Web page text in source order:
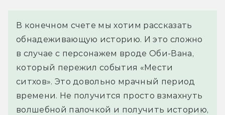
В конечном счете мы хотим рассказать
обнадеживающую историю. И это сложно
в случае с персонажем вроде Оби-Вана,
который пережил события «Мести
ситхов». Это довольно мрачный период
времени. Не получится просто взмахнуть
волшебной палочкой и получить историю,